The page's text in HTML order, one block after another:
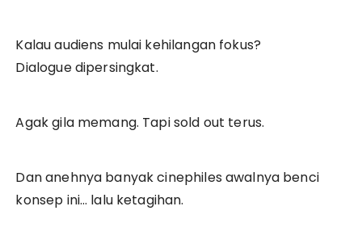
Kalau audiens mulai kehilangan fokus?
Dialogue dipersingkat.
Agak gila memang. Tapi sold out terus.
Dan anehnya banyak cinephiles awalnya benci
konsep ini… lalu ketagihan.